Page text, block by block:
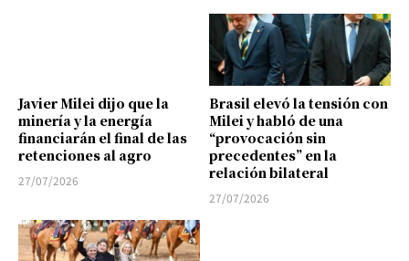
Javier Milei dijo que la
minería y la energía
financiarán el final de las
retenciones al agro
27/07/2026
Brasil elevó la tensión con
Milei y habló de una
“provocación sin
precedentes” en la
relación bilateral
27/07/2026